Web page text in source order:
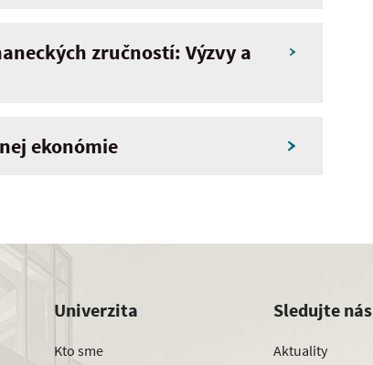
zručností: Výzvy a
ekonómie
Univerzita
Kto sme
Sledujte nás
Aktuality